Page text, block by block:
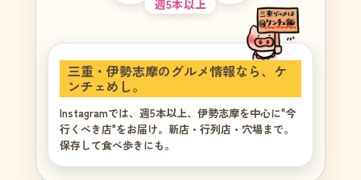
週5本以上
三重・伊勢志摩のグルメ情報なら、ケ
ンチェめし。
Instagramでは、週5本以上、伊勢志摩を中心に"今
行くべき店"をお届け。新店・行列店・穴場まで。
保存して食べ歩きにも。